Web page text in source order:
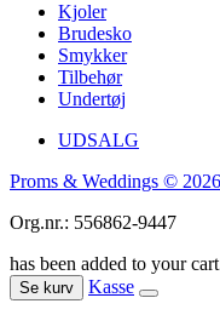
Kjoler
Brudesko
Smykker
Tilbehør
Undertøj
UDSALG
Proms & Weddings ©
Org.nr.: 556862-9447
has been added to your
Se kurv Kasse